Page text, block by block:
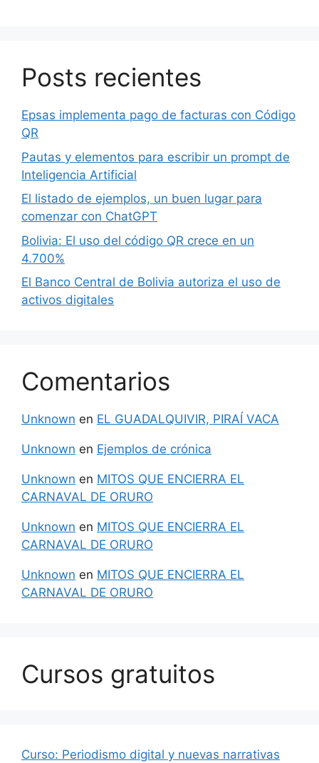
Posts recientes
Epsas implementa pago de facturas con Código
QR
Pautas y elementos para escribir un prompt de
Inteligencia Artificial
El listado de ejemplos, un buen lugar para
comenzar con ChatGPT
Bolivia: El uso del código QR crece en un
4.700%
El Banco Central de Bolivia autoriza el uso de
activos digitales
Comentarios
Unknown en EL GUADALQUIVIR, PIRAÍ VACA
Unknown en Ejemplos de crónica
Unknown en MITOS QUE ENCIERRA EL
CARNAVAL DE ORURO
Unknown en MITOS QUE ENCIERRA EL
CARNAVAL DE ORURO
Unknown en MITOS QUE ENCIERRA EL
CARNAVAL DE ORURO
Cursos gratuitos
Curso: Periodismo digital y nuevas narrativas